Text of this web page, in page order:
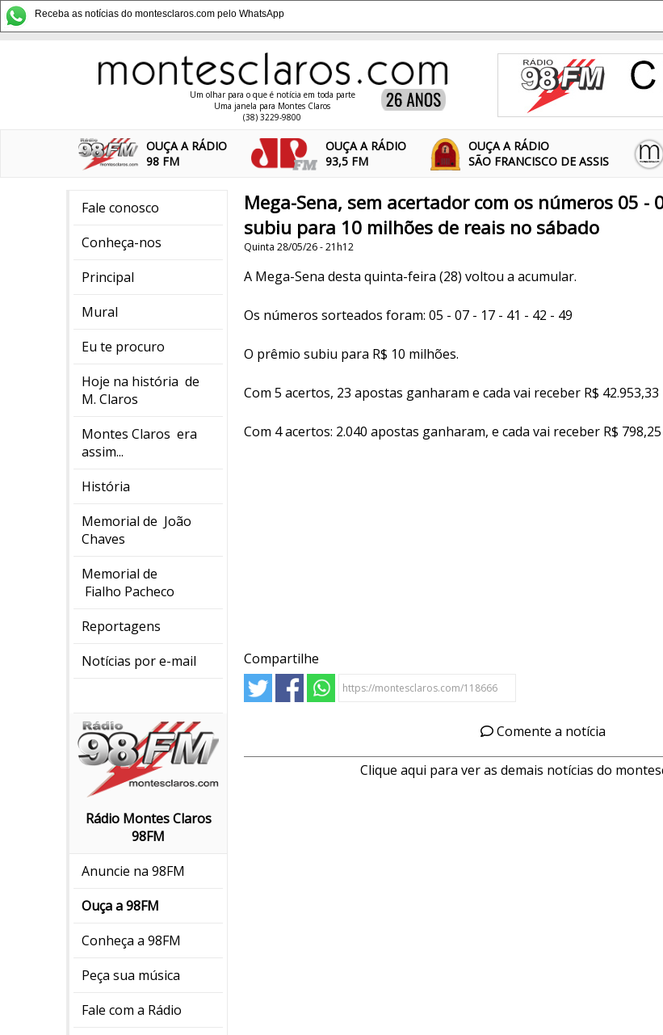
Receba as notícias do montesclaros.com pelo WhatsApp
Um olhar para o que é notícia em toda parte
Uma janela para Montes Claros
(38) 3229-9800
OUÇA A RÁDIO
98 FM
OUÇA A RÁDIO
93,5 FM
OUÇA A RÁDIO
SÃO FRANCISCO DE ASSIS
Fale conosco
Conheça-nos
Principal
Mural
Eu te procuro
Hoje na história de
M. Claros
Montes Claros era
assim...
História
Memorial de João
Chaves
Memorial de
Fialho Pacheco
Reportagens
Notícias por e-mail
Rádio Montes Claros
98FM
Anuncie na 98FM
Ouça a 98FM
Conheça a 98FM
Peça sua música
Fale com a Rádio
Mega-Sena, sem acertador com os números 05 -
subiu para 10 milhões de reais no sábado
Quinta 28/05/26 - 21h12
A Mega-Sena desta quinta-feira (28) voltou a acumular.
Os números sorteados foram: 05 - 07 - 17 - 41 - 42 - 49
O prêmio subiu para R$ 10 milhões.
Com 5 acertos, 23 apostas ganharam e cada vai receber R$ 42.953,33
Com 4 acertos: 2.040 apostas ganharam, e cada vai receber R$ 798,25
Compartilhe
Comente a notícia
Clique aqui para ver as demais notícias do